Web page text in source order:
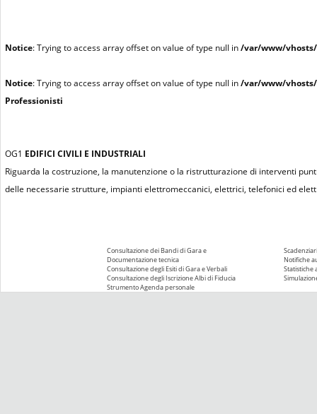
Notice: Trying to access array offset on value of type null in/var/www/
Notice: Trying to access array offset on value of type null in/var/www/
Professionisti
OG1 EDIFICI CIVILI E INDUSTRIALI
Riguarda la costruzione, la manutenzione o la ristrutturazione di interventi
delle necessarie strutture, impianti elettromeccanici, elettrici, telefonici ed
Consultazione dei Bandi di Gara e
Documentazione tecnica
Consultazione degli Esiti di Gara e Verbali
Consultazione degli Iscrizione Albi di Fiducia
Strumento Agenda personale
Notifiche
Statistiche